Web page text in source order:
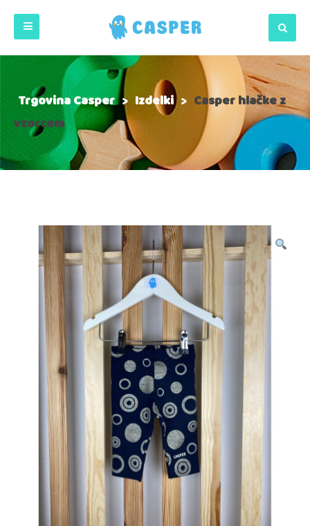
Trgovina Casper> Izdelki > Casper hlačke z
vzorcem